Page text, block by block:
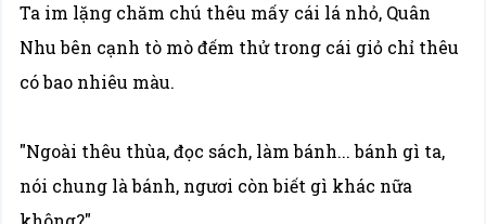
Ta im lặng chăm chú thêu mấy cái lá nhỏ, Quân
Nhu bên cạnh tò mò đếm thử trong cái giỏ chỉ thêu
có bao nhiêu màu.
"Ngoài thêu thùa, đọc sách, làm bánh... bánh gì ta,
nói chung là bánh, ngươi còn biết gì khác nữa